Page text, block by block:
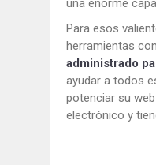
una enorme
Para esos
herramientas
administrado
ayudar a todos
potenciar su
electrónico y